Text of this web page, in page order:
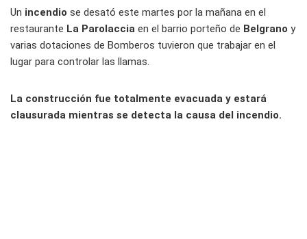
Un incendio se desató este martes por la mañana en el
restaurante La Parolaccia en el barrio porteño de Belgrano y
varias dotaciones de Bomberos tuvieron que trabajar en el
lugar para controlar las llamas.
La construcción fue totalmente evacuada y estará
clausurada mientras se detecta la causa del incendio.